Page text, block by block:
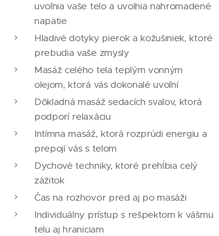
uvoľnia vaše telo a uvoľnia nahromadené
napätie
Hladivé dotyky pierok a kožušiniek, ktoré
prebudia vaše zmysly
Masáž celého tela teplým vonným
olejom, ktorá vás dokonalé uvoľní
Dôkladná masáž sedacích svalov, ktorá
podporí relaxáciu
Intímna masáž, ktorá rozprúdi energiu a
prepojí vás s telom
Dychové techniky, ktoré prehĺbia celý
zážitok
Čas na rozhovor pred aj po masáži
Individuálny prístup s rešpektom k vášmu
telu aj hraniciam